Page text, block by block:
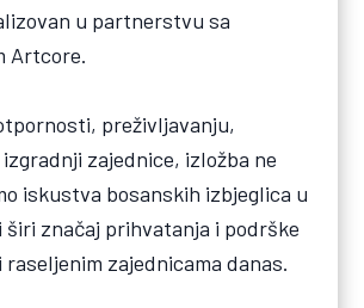
u partnerstvu sa
Artcore.
preživljavanju,
zajednice, izložba ne
iskustva bosanskih izbjeglica u
širi značaj prihvatanja i podrške
raseljenim zajednicama danas.